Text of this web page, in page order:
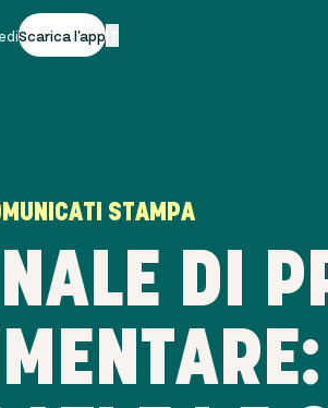
Scarica l'app
STAMPA
DI